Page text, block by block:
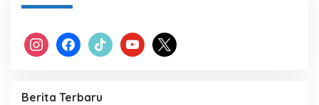
instagram facebook tiktok youtube x
Berita Terbaru